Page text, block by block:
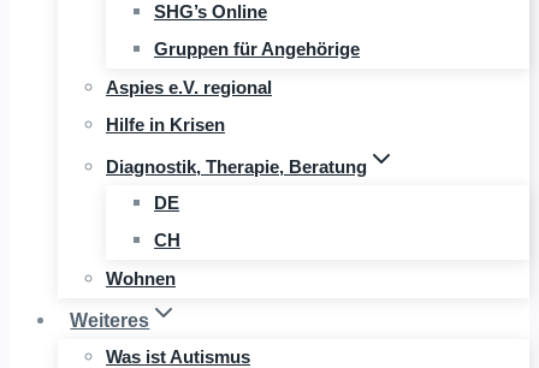
SHG’s Online
Gruppen für Angehörige
Aspies e.V. regional
Hilfe in Krisen
Diagnostik, Therapie, Beratung
DE
CH
Wohnen
Weiteres
Was ist Autismus